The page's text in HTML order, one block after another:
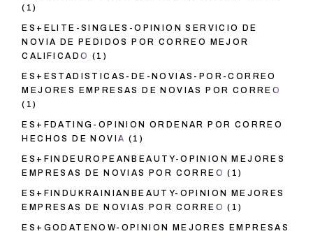
(1)
ES+ELITE-SINGLES-OPINION SERVICIO DE
NOVIA DE PEDIDOS POR CORREO MEJOR
CALIFICADO (1)
ES+ESTADISTICAS-DE-NOVIAS-POR-CORREO
MEJORES EMPRESAS DE NOVIAS POR CORREO
(1)
ES+FDATING-OPINION ORDENAR POR CORREO
HECHOS DE NOVIA (1)
ES+FINDEUROPEANBEAUTY-OPINION MEJORES
EMPRESAS DE NOVIAS POR CORREO (1)
ES+FINDUKRAINIANBEAUTY-OPINION MEJORES
EMPRESAS DE NOVIAS POR CORREO (1)
ES+GODATENOW-OPINION MEJORES EMPRESAS